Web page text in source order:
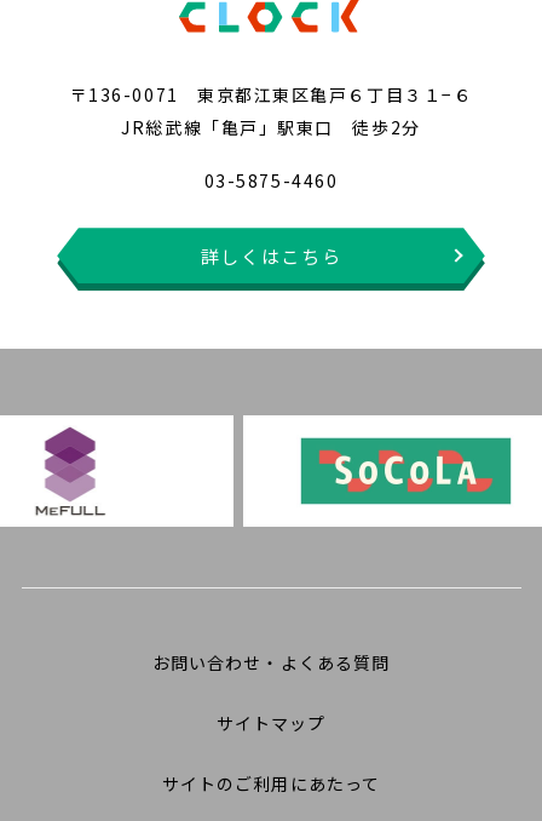
〒136-0071 東京都江東区亀戸６丁目３１−６
JR総武線「亀戸」駅東口 徒歩2分
03-5875-4460
詳しくはこちら
お問い合わせ・よくある質問
サイトマップ
サイトのご利用にあたって